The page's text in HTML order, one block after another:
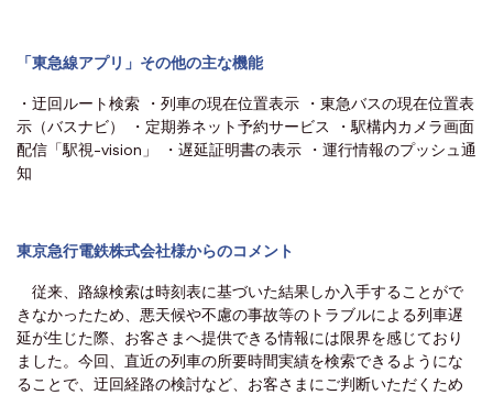
「東急線アプリ」その他の主な機能
・迂回ルート検索 ・列車の現在位置表示 ・東急バスの現在位置表
示（バスナビ） ・定期券ネット予約サービス ・駅構内カメラ画面
配信「駅視-vision」 ・遅延証明書の表示 ・運行情報のプッシュ通
知
東京急行電鉄株式会社様からのコメント
従来、路線検索は時刻表に基づいた結果しか入手することがで
きなかったため、悪天候や不慮の事故等のトラブルによる列車遅
延が生じた際、お客さまへ提供できる情報には限界を感じており
ました。今回、直近の列車の所要時間実績を検索できるようにな
ることで、迂回経路の検討など、お客さまにご判断いただくため